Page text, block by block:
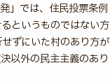
」では、住民投票条例
というものではない方
ずにいた村のあり方が
以外の民主主義のあり